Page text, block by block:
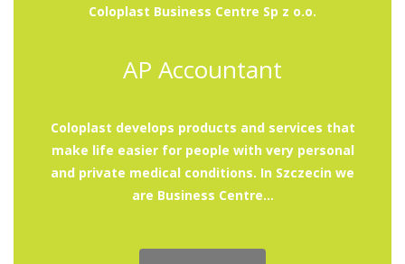
Coloplast Business Centre Sp z o.o.
AP Accountant
Coloplast develops products and services that
make life easier for people with very personal
and private medical conditions. In Szczecin we
are Business Centre...